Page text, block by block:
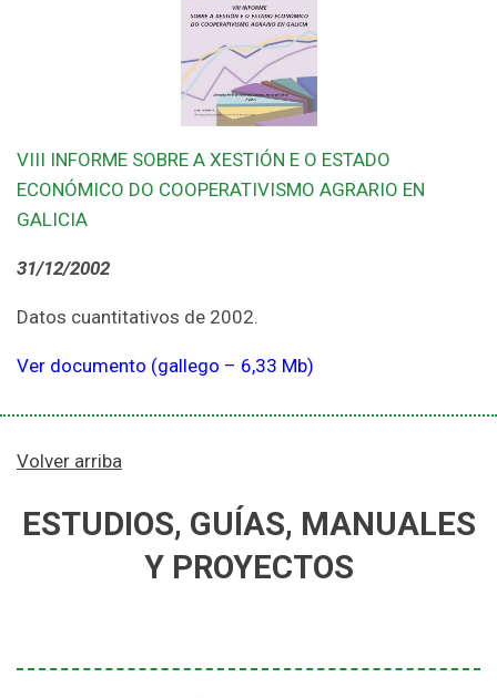
VIII INFORME SOBRE A XESTIÓN E O ESTADO
ECONÓMICO DO COOPERATIVISMO AGRARIO EN
GALICIA
31/12/2002
Datos cuantitativos de 2002.
Ver documento (gallego – 6,33 Mb)
Volver arriba
ESTUDIOS, GUÍAS, MANUALES
Y PROYECTOS